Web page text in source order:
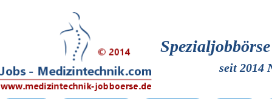
seit 2014